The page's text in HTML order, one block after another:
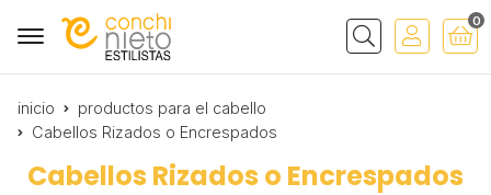
Buscar
0
inicio
productos para el cabello
Cabellos Rizados o Encrespados
Cabellos Rizados o Encrespados